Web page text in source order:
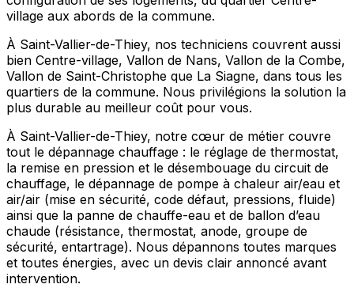
village aux abords de la commune.
À Saint-Vallier-de-Thiey, nos techniciens couvrent aussi
bien Centre-village, Vallon de Nans, Vallon de la Combe,
Vallon de Saint-Christophe que La Siagne, dans tous les
quartiers de la commune. Nous privilégions la solution la
plus durable au meilleur coût pour vous.
À Saint-Vallier-de-Thiey, notre cœur de métier couvre
tout le dépannage chauffage : le réglage de thermostat,
la remise en pression et le désembouage du circuit de
chauffage, le dépannage de pompe à chaleur air/eau et
air/air (mise en sécurité, code défaut, pressions, fluide)
ainsi que la panne de chauffe-eau et de ballon d’eau
chaude (résistance, thermostat, anode, groupe de
sécurité, entartrage). Nous dépannons toutes marques
et toutes énergies, avec un devis clair annoncé avant
intervention.